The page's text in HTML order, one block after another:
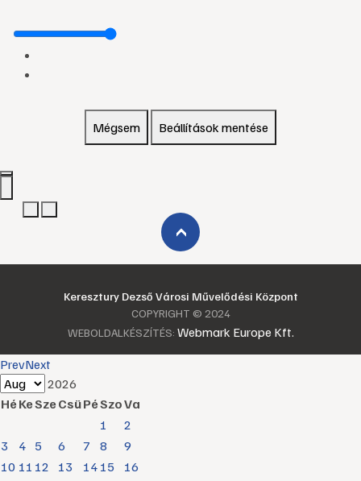
Mégsem Beállítások mentése
›
Keresztury Dezső Városi Művelődési Központ
COPYRIGHT © 2024
WEBOLDALKÉSZÍTÉS: Webmark Europe Kft.
PrevNext
2026
HéKeSzeCsüPéSzoVa
1
2
3
4 5 6 7 8
9
10 11 12 13 14 15
16